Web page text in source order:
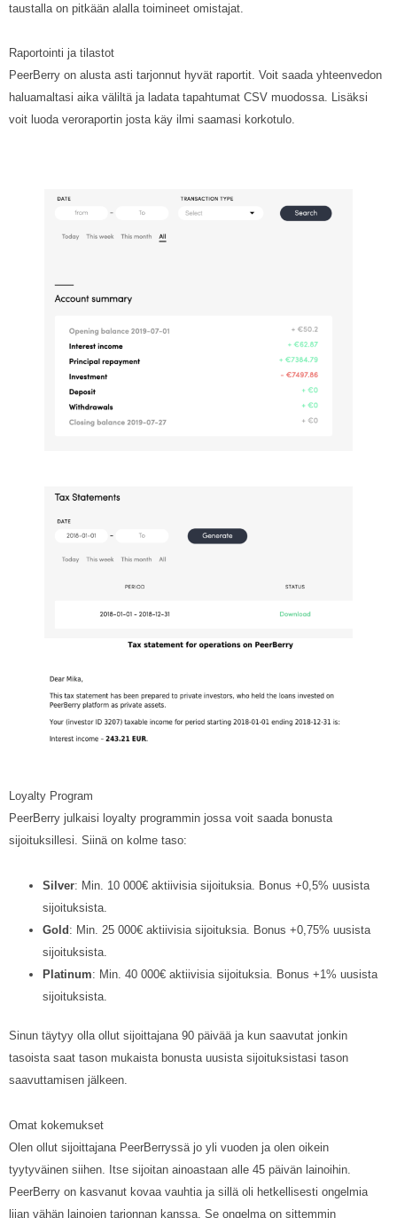
taustalla on pitkään alalla toimineet omistajat.
Raportointi ja tilastot
PeerBerry on alusta asti tarjonnut hyvät raportit. Voit saada yhteenvedon
haluamaltasi aika väliltä ja ladata tapahtumat CSV muodossa. Lisäksi
voit luoda veroraportin josta käy ilmi saamasi korkotulo.
Loyalty Program
PeerBerry julkaisi loyalty programmin jossa voit saada bonusta
sijoituksillesi. Siinä on kolme taso:
Silver: Min. 10 000€ aktiivisia sijoituksia. Bonus +0,5% uusista
sijoituksista.
Gold : Min. 25 000€ aktiivisia sijoituksia. Bonus +0,75% uusista
sijoituksista.
Platinum: Min. 40 000€ aktiivisia sijoituksia. Bonus +1% uusista
sijoituksista.
Sinun täytyy olla ollut sijoittajana 90 päivää ja kun saavutat jonkin
tasoista saat tason mukaista bonusta uusista sijoituksistasi tason
saavuttamisen jälkeen.
Omat kokemukset
Olen ollut sijoittajana PeerBerryssä jo yli vuoden ja olen oikein
tyytyväinen siihen. Itse sijoitan ainoastaan alle 45 päivän lainoihin.
PeerBerry on kasvanut kovaa vauhtia ja sillä oli hetkellisesti ongelmia
liian vähän lainojen tarjonnan kanssa. Se ongelma on sittemmin